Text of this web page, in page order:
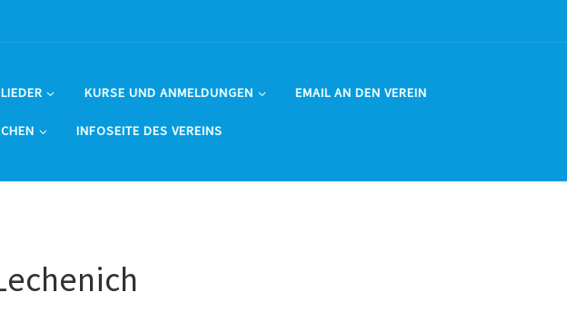
KURSE UND ANMELDUNGEN EMAIL AN DEN VEREIN
INFOSEITE DES VEREINS